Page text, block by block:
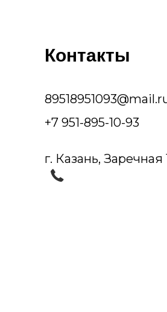
Контакты
+7 951-895-10-93
г. Казань, Заречная